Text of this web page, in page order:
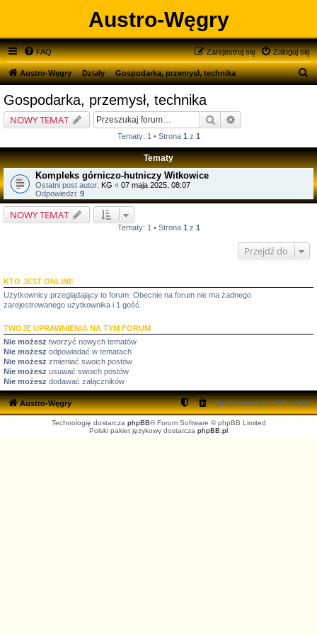
Austro-Węgry
FAQ Zaloguj się
Zarejestruj się
Austro-Węgry Działy Gospodarka, przemysł, technika
S
j
Gospodarka, przemysł, technika
NOWY TEMAT Szukaj
Tematy: 1 • Strona 1 z 1
Tematy
Kompleks górniczo-hutniczy Witkowice
Ostatni post autor: KG « 07 maja 2025, 08:07
Odpowiedzi: 9
NOWY TEMAT
Tematy: 1 • Strona 1 z 1
Przejdź do
KTO JEST ONLINE
Użytkownicy przeglądający to forum: Obecnie na forum nie ma żadnego
zarejestrowanego użytkownika i 1 gość
TWOJE UPRAWNIENIA NA TYM FORUM
Nie możesz tworzyć nowych tematów
Nie możesz odpowiadać w tematach
Nie możesz zmieniać swoich postów
Nie możesz usuwać swoich postów
Nie możesz dodawać załączników
Austro-Węgry Strefa czasowaUTC+02:00
Technologię dostarcza phpBB® Forum Software © phpBB Limited
Polski pakiet językowy dostarcza phpBB.pl